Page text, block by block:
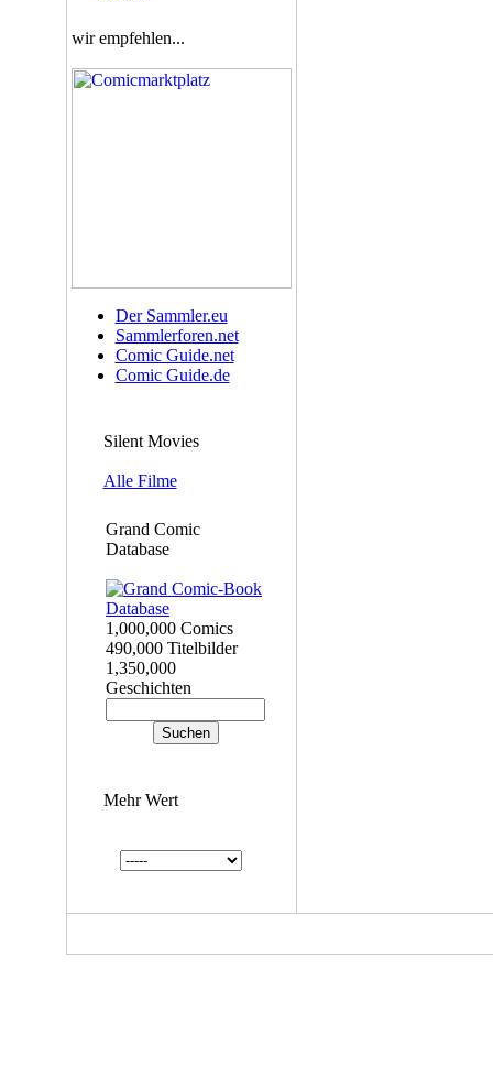
wir empfehlen...
Der Sammler.eu
Sammlerforen.net
Comic Guide.net
Comic Guide.de
Silent Movies
Alle Filme
Grand Comic
Database
1,000,000 Comics
490,000 Titelbilder
1,350,000
Geschichten
Mehr Wert